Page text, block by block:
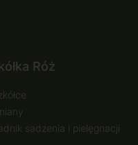
Róż
sadzenia i pielęgnacji